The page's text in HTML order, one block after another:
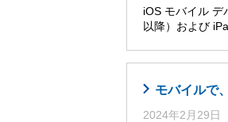
iOS モバイル デ
以降）および
モバイルで
2024年2月29日